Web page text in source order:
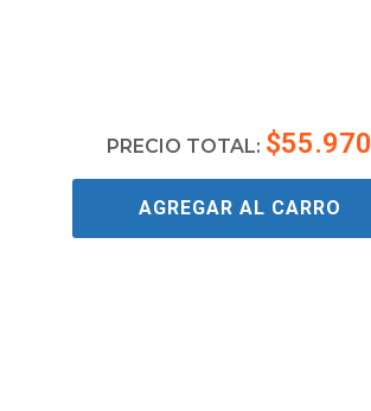
PRECIO TOTAL: $55.970
AGREGAR AL CARRO